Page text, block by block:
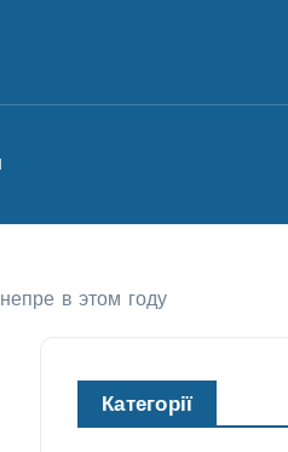
в этом году
Категорії